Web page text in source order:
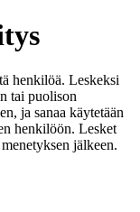
henkilöä. Leskeksi
tai puolison
ja sanaa käytetään
henkilöön. Lesket
jälkeen.